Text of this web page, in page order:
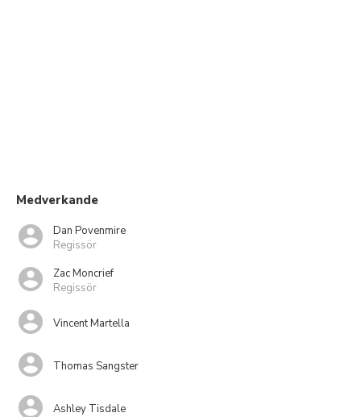
Medverkande
Dan Povenmire
Regissör
Zac Moncrief
Regissör
Vincent Martella
Thomas Sangster
Ashley Tisdale